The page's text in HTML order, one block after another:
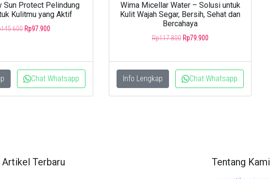
Sun Protect Pelindung
Kulitmu yang Aktif
145.600 Original
Rp97.900Current
Chat Whatsapp
Wima Micellar Water – Solusi untuk
Kulit Wajah Segar, Bersih, Sehat dan
Bercahaya
Rp117.800 Original
Rp79.900Current
Info Lengkap Chat Whatsapp
Artikel Terbaru Tentang Kami